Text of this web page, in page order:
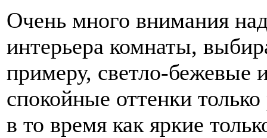
Очень много внимания
интерьера комнаты,
примеру, светло-бежевые
спокойные оттенки
в то время как яркие